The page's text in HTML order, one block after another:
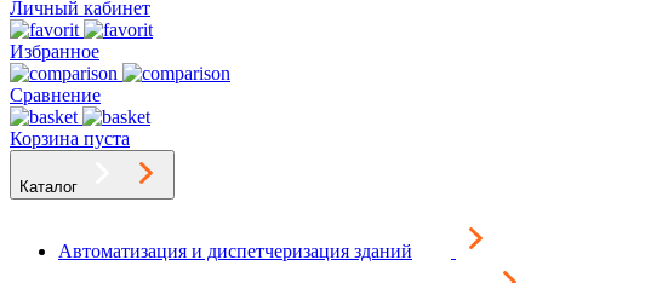
Личный кабинет
Избранное
Сравнение
Корзина пуста
Каталог
Автоматизация и диспетчеризация зданий